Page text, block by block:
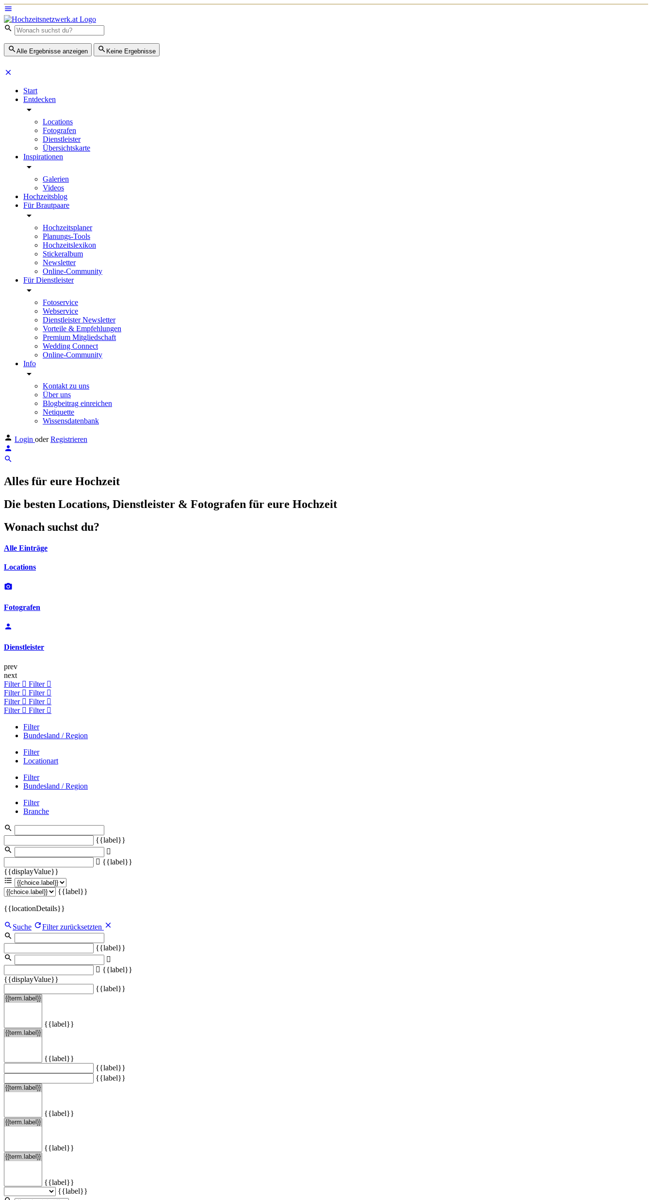
Alle Ergebnisse anzeigen Keine Ergebnisse
Start
Entdecken
Locations
Fotografen
Dienstleister
Übersichtskarte
Inspirationen
Galerien
Videos
Hochzeitsblog
Für Brautpaare
Hochzeitsplaner
Planungs-Tools
Hochzeitslexikon
Stickeralbum
Newsletter
Online-Community
Für Dienstleister
Fotoservice
Webservice
Dienstleister Newsletter
Vorteile & Empfehlungen
Premium Mitgliedschaft
Wedding Connect
Online-Community
Info
Kontakt zu uns
Über uns
Blogbeitrag einreichen
Netiquette
Wissensdatenbank
Login oder Registrieren
Alles für eure Hochzeit
Die besten Locations, Dienstleister & Fotografen für eure Hochzeit
Wonach suchst du?
Alle Einträge
Locations
Fotografen
Dienstleister
prev
next
Filter
Filter
Filter
Filter
Filter
Filter
Filter
Filter
Filter
Bundesland / Region
Filter
Locationart
Filter
Bundesland / Region
Filter
Branche
{{label}}
{{label}}
{{displayValue}}
{{label}}
{{locationDetails}}
Suche Filter zurücksetzten
{{label}}
{{label}}
{{displayValue}}
{{label}}
{{label}}
{{label}}
{{label}}
{{label}}
{{label}}
{{label}}
{{label}}
{{label}}